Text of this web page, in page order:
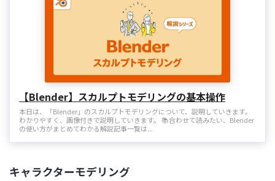
【Blender】スカルプトモデリングの基本操作
本日は、「Blender」のスカルプトモデリングについて、説明していきます。
わかりやすく、画像付きで説明していきます。 📚合わせて読みたい、Blender
の使い方がまとめてわかる解説記事一覧は...
キャラクターモデリング